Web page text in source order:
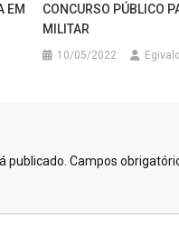
EM
CONCURSO PÚBLICO
MILITAR
10/05/2022
publicado. Campos